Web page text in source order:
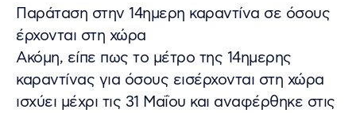
Παράταση στην 14ημερη καραντίνα σε όσους
έρχονται στη χώρα
Ακόμη, είπε πως το μέτρο της 14ημερης
καραντίνας για όσους εισέρχονται στη χώρα
ισχύει μέχρι τις 31 Μαΐου και αναφέρθηκε στις